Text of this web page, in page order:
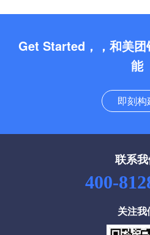
Get Started，，和美团
能
即刻构
联系
400-
关注我